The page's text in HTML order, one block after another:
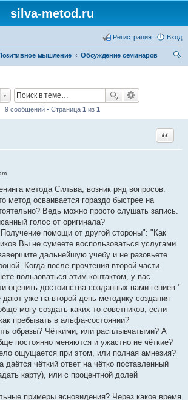
silva-metod.ru
Вход
Регистрация
мышление
Обсуждение семинаров
9 сообщений • Страница 1 из 1
Цитата
метода Сильва, возник ряд вопросов:
метод осваивается гораздо быстрее на
Ведь можно просто слушать запись.
голос от оригинала?
помощи от другой стороны": "Как
не сумеете воспользоваться услугами
дальнейшую учебу и не разовьете
Когда после прочтения второй части
пользоваться этим контактом, у вас
оценить достоинства созданных вами гениев."
уже на второй день методику создания
могу создать каких-то советников, если
пребывать в альфа-состоянии?
образы? Чёткими, или расплывчатыми? А
постоянно меняются и ужастно не чёткие?
ощущается при этом, или полная амнезия?
чёткий ответ на чётко поставленный
карту), или с процентной долей
примеры ясновидения? Через какое время